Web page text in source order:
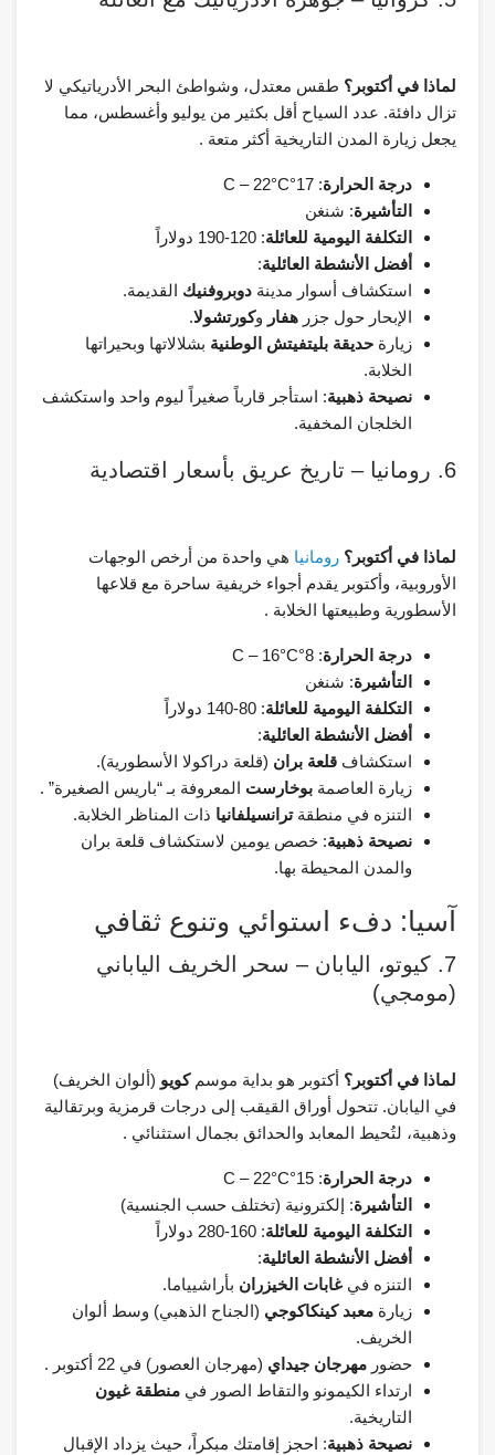
لماذا في أكتوبر؟ طقس معتدل، وشواطئ البحر الأدرياتيكي لا
تزال دافئة. عدد السياح أقل بكثير من يوليو وأغسطس، مما
يجعل زيارة المدن التاريخية أكثر متعة .
درجة الحرارة: 17°C – 22°C
التأشيرة: شنغن
التكلفة اليومية للعائلة: 120-190 دولاراً
أفضل الأنشطة العائلية:
استكشاف أسوار مدينة دوبروفنيك القديمة.
الإبحار حول جزر هفار وكورتشولا.
زيارة حديقة بليتفيتش الوطنية بشلالاتها وبحيراتها
الخلابة.
نصيحة ذهبية: استأجر قارباً صغيراً ليوم واحد واستكشف
الخلجان المخفية.
6. رومانيا – تاريخ عريق بأسعار اقتصادية
لماذا في أكتوبر؟ رومانيا هي واحدة من أرخص الوجهات
الأوروبية، وأكتوبر يقدم أجواء خريفية ساحرة مع قلاعها
الأسطورية وطبيعتها الخلابة .
درجة الحرارة: 8°C – 16°C
التأشيرة: شنغن
التكلفة اليومية للعائلة: 80-140 دولاراً
أفضل الأنشطة العائلية:
استكشاف قلعة بران (قلعة دراكولا الأسطورية).
زيارة العاصمة بوخارست المعروفة بـ “باريس الصغيرة” .
التنزه في منطقةترانسيلفانيا ذات المناظر الخلابة.
نصيحة ذهبية: خصص يومين لاستكشاف قلعة بران
والمدن المحيطة بها.
آسيا: دفء استوائي وتنوع ثقافي
7. كيوتو، اليابان – سحر الخريف الياباني
(مومجي)
لماذا في أكتوبر؟ أكتوبر هو بداية موسمكويو (ألوان الخريف)
في اليابان. تتحول أوراق القيقب إلى درجات قرمزية وبرتقالية
وذهبية، لتُحيط المعابد والحدائق بجمال استثنائي .
درجة الحرارة: 15°C – 22°C
التأشيرة: إلكترونية (تختلف حسب الجنسية)
التكلفة اليومية للعائلة: 160-280 دولاراً
أفضل الأنشطة العائلية:
التنزه في غابات الخيزران بأراشيياما.
زيارة معبد كينكاكوجي (الجناح الذهبي) وسط ألوان
الخريف.
حضور مهرجان جيداي (مهرجان العصور) في 22 أكتوبر .
ارتداء الكيمونو والتقاط الصور في منطقة غيون
التاريخية.
نصيحة ذهبية: احجز إقامتك مبكراً، حيث يزداد الإقبال